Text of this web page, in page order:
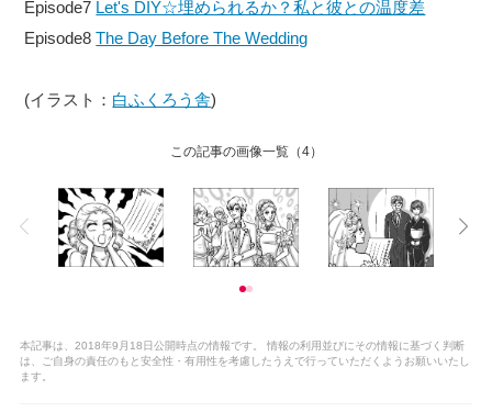
Episode7 Let's DIY☆埋められるか？私と彼との温度差
Episode8The Day Before The Wedding
(イラスト： 白ふくろう舎)
この記事の画像一覧（4）
本記事は、2018年9月18日公開時点の情報です。 情報の利用並びにその情報に基づく判断
は、ご自身の責任のもと安全性・有用性を考慮したうえで行っていただくようお願いいたし
ます。